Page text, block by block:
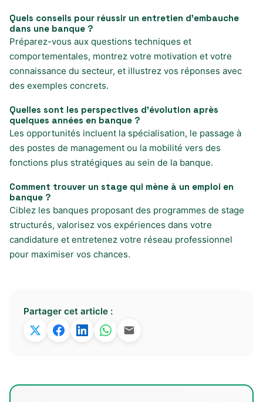
Quels conseils pour réussir un entretien d’embauche
dans une banque ?
Préparez-vous aux questions techniques et
comportementales, montrez votre motivation et votre
connaissance du secteur, et illustrez vos réponses avec
des exemples concrets.
Quelles sont les perspectives d’évolution après
quelques années en banque ?
Les opportunités incluent la spécialisation, le passage à
des postes de management ou la mobilité vers des
fonctions plus stratégiques au sein de la banque.
Comment trouver un stage qui mène à un emploi en
banque ?
Ciblez les banques proposant des programmes de stage
structurés, valorisez vos expériences dans votre
candidature et entretenez votre réseau professionnel
pour maximiser vos chances.
Partager cet article :